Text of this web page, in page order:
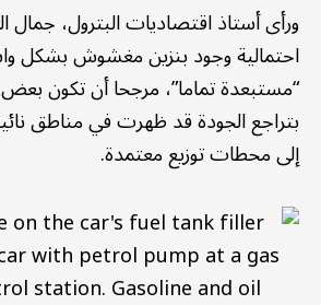
ورأى أستاذ اقتصاديات البترول، جمال
احتمالية وجود بنزين مغشوش بشكل
“مستبعدة تماما”، مرجحا أن تكون بعض
بتراجع الجودة قد ظهرت في مناطق
إلى محطات توزيع معتمدة.